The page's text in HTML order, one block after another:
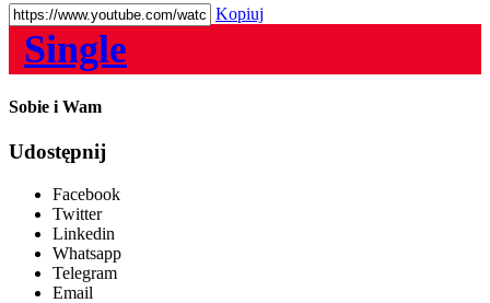
Kopiuj
Single
Sobie i Wam
Udostępnij
Facebook
Twitter
Linkedin
Whatsapp
Telegram
Email